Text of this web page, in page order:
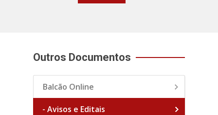
Outros Documentos
Balcão Online
- Avisos e Editais